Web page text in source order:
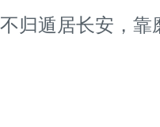
遁居长安，靠